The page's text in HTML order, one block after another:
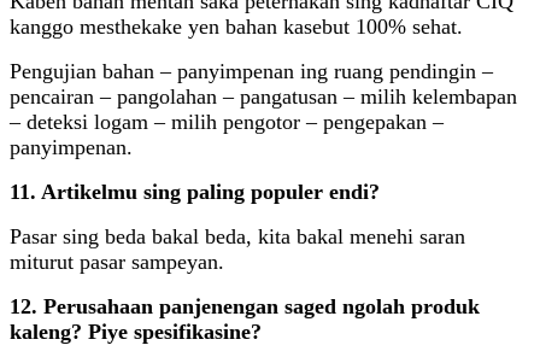
kanggo mesthekake yen bahan kasebut 100% sehat.
Pengujian bahan – panyimpenan ing ruang pendingin –
pencairan – pangolahan – pangatusan – milih kelembapan
– deteksi logam – milih pengotor – pengepakan –
panyimpenan.
11. Artikelmu sing paling populer endi?
Pasar sing beda bakal beda, kita bakal menehi saran
miturut pasar sampeyan.
12. Perusahaan panjenengan saged ngolah produk
kaleng? Piye spesifikasine?